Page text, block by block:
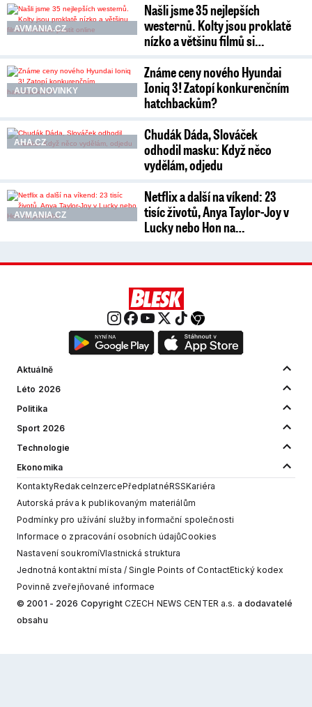
AVMANIA.CZ
Našli jsme 35 nejlepších
westernů. Kolty jsou proklatě
nízko a většinu filmů si…
AUTO NOVINKY
Známe ceny nového Hyundai
Ioniq 3! Zatopí konkurenčním
hatchbackům?
AHA.CZ
Chudák Dáda, Slováček
odhodil masku: Když něco
vydělám, odjedu
AVMANIA.CZ
Netflix a další na víkend: 23
tisíc životů, Anya Taylor-Joy v
Lucky nebo Hon na…
Aktuálně
Léto 2026
Politika
Sport 2026
Technologie
Ekonomika
KontaktyRedakceInzercePředplatnéRSSKariéra
Autorská práva k publikovaným materiálům
Podmínky pro užívání služby informační společnosti
Informace o zpracování osobních údajůCookies
Nastavení soukromíVlastnická struktura
Jednotná kontaktní místa / Single Points of ContactEtický kodex
Povinně zveřejňované informace
© 2001 - 2026 Copyright CZECH NEWS CENTER a.s. a dodavatelé
obsahu